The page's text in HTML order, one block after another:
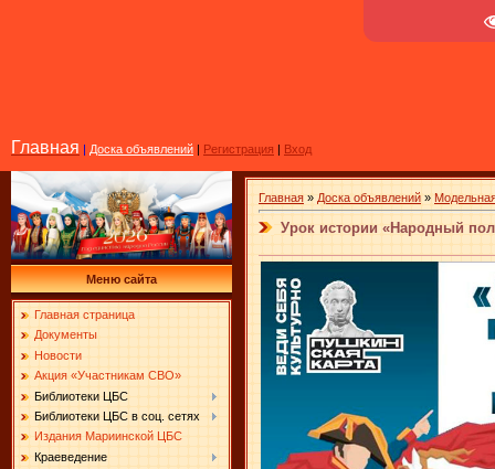
Главная | Доска объявлений | Регистрация | Вход
Меню сайта
Главная страница
Документы
Новости
Акция «Участникам СВО»
Библиотеки ЦБС
Библиотеки ЦБС в соц. сетях
Издания Мариинской ЦБС
Краеведение
Главная » Доска объявлений »
Урок истории «Народный